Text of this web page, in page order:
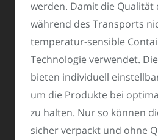
werden. Damit die Qualität
während des Transports
temperatur-sensible
Technologie verwendet.
bieten individuell
um die Produkte bei
zu halten. Nur so können
sicher verpackt und ohne